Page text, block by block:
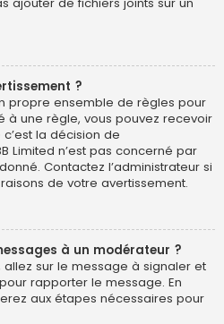
?
propre ensemble de règles pour
à une règle, vous pouvez recevoir
la décision de
Limited n’est pas concerné par
Contactez l’administrateur si
de votre avertissement.
à un modérateur ?
allez sur le message à signaler et
rapporter le message. En
aux étapes nécessaires pour